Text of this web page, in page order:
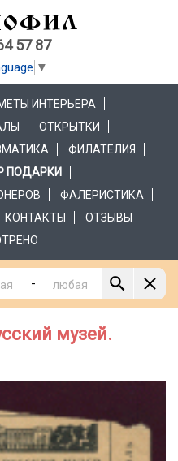
57 87
▼
ИНТЕРЬЕРА
ОТКРЫТКИ
ФИЛАТЕЛИЯ
ПОДАРКИ
ФАЛЕРИСТИКА
КОНТАКТЫ
ОТЗЫВЫ
-
музей.